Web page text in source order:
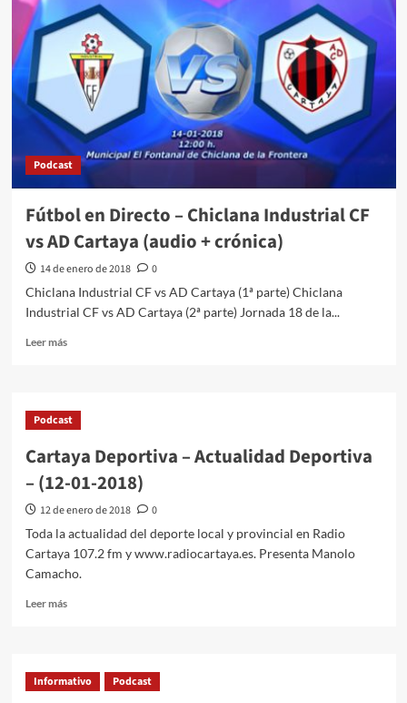
Podcast
Fútbol en Directo – Chiclana Industrial CF
vs AD Cartaya (audio + crónica)
14 de enero de 2018
0
Chiclana Industrial CF vs AD Cartaya (1ª parte) Chiclana
Industrial CF vs AD Cartaya (2ª parte) Jornada 18 de la...
Leer más
Podcast
Cartaya Deportiva – Actualidad Deportiva
– (12-01-2018)
12 de enero de 2018
0
Toda la actualidad del deporte local y provincial en Radio
Cartaya 107.2 fm y www.radiocartaya.es. Presenta Manolo
Camacho.
Leer más
Informativo Podcast